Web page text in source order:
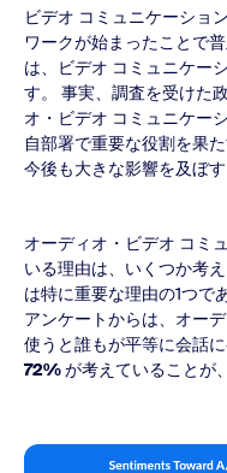
ビデオ コミュニケーショ
ワークが始まったことで
は、ビデオ コミュニケー
す。 事実、調査を受けた
オ・ビデオ コミュニケー
自部署で重要な役割を果
今後も大きな影響を及ぼ
オーディオ・ビデオ コミ
いる理由は、いくつか考
は特に重要な理由の1つで
アンケートからは、オー
使うと誰もが平等に会話
72%が考えていることが